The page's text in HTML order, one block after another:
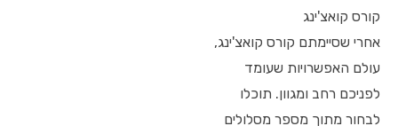
קורס קואצ'ינג
אחרי שסיימתם קורס קואצ'ינג,
עולם האפשרויות שעומד
לפניכם רחב ומגוון. תוכלו
לבחור מתוך מספר מסלולים